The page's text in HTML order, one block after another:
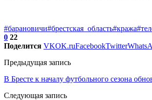
#барановичи#брестская_область#кража
0 22
Поделится VKOK.ruFacebookTwitter
Предыдущая запись
В Бресте к началу футбольного сезона
Следующая запись